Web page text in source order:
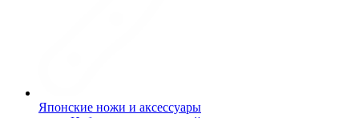
Японские ножи и аксессуары